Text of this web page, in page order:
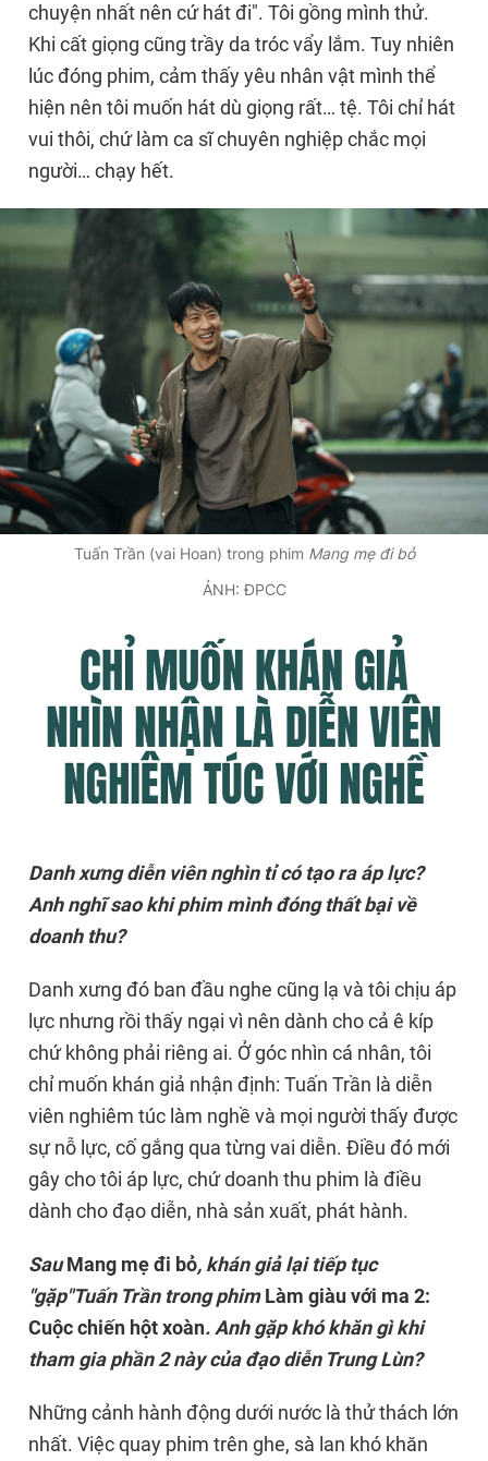
chuyện nhất nên cứ hát đi". Tôi gồng mình thử.
Khi cất giọng cũng trầy da tróc vẩy lắm. Tuy nhiên
lúc đóng phim, cảm thấy yêu nhân vật mình thể
hiện nên tôi muốn hát dù giọng rất… tệ. Tôi chỉ hát
vui thôi, chứ làm ca sĩ chuyên nghiệp chắc mọi
người… chạy hết.
Tuấn Trần (vai Hoan) trong phim Mang mẹ đi bỏ
ẢNH: ĐPCC
Danh xưng diễn viên nghìn tỉ có tạo ra áp lực?
Anh nghĩ sao khi phim mình đóng thất bại về
doanh thu?
Danh xưng đó ban đầu nghe cũng lạ và tôi chịu áp
lực nhưng rồi thấy ngại vì nên dành cho cả ê kíp
chứ không phải riêng ai. Ở góc nhìn cá nhân, tôi
chỉ muốn khán giả nhận định: Tuấn Trần là diễn
viên nghiêm túc làm nghề và mọi người thấy được
sự nỗ lực, cố gắng qua từng vai diễn. Điều đó mới
gây cho tôi áp lực, chứ doanh thu phim là điều
dành cho đạo diễn, nhà sản xuất, phát hành.
SauMang mẹ đi bỏ, khán giả lại tiếp tục
"gặp"Tuấn Trần trong phimLàm giàu với ma 2:
Cuộc chiến hột xoàn. Anh gặp khó khăn gì khi
tham gia phần 2 này của đạo diễn Trung Lùn?
Những cảnh hành động dưới nước là thử thách lớn
nhất. Việc quay phim trên ghe, sà lan khó khăn